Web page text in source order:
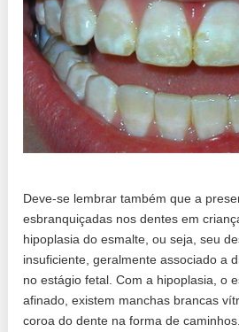
Deve-se lembrar também que a
esbranquiçadas nos dentes em
hipoplasia do esmalte, ou seja, seu
insuficiente, geralmente associado a
no estágio fetal. Com a hipoplasia, o
afinado, existem manchas brancas
coroa do dente na forma de